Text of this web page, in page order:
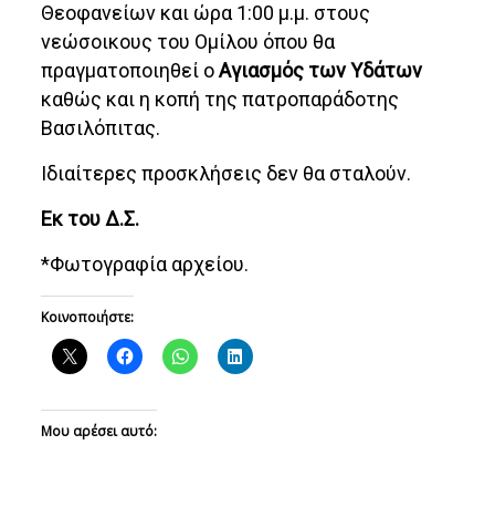
Θεοφανείων και ώρα 1:00 μ.μ. στους
νεώσοικους του Ομίλου όπου θα
πραγματοποιηθεί οΑγιασμός των Υδάτων
καθώς και η κοπή της πατροπαράδοτης
Βασιλόπιτας.
Ιδιαίτερες προσκλήσεις δεν θα σταλούν.
Εκ του Δ.Σ.
*Φωτογραφία αρχείου.
Κοινοποιήστε:
Μου αρέσει αυτό: